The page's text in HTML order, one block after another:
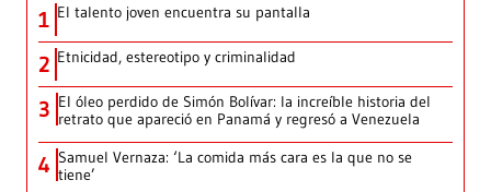
1 El talento joven encuentra su pantalla​
2 Etnicidad, estereotipo y criminalidad
3 El óleo perdido de Simón Bolívar: la increíble historia del
retrato que apareció en Panamá y regresó a Venezuela
4 Samuel Vernaza: ‘La comida más cara es la que no se
tiene’